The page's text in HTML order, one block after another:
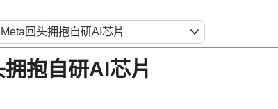
抱自研AI芯片